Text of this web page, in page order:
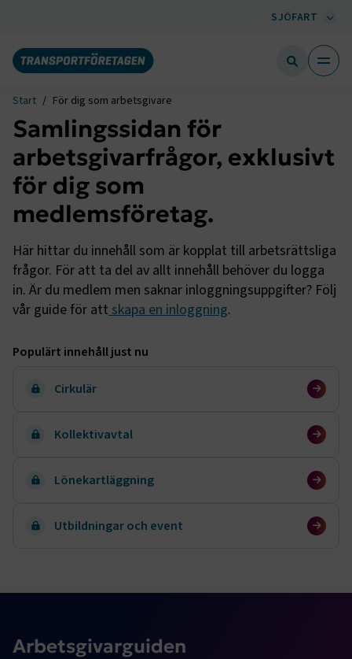
SJÖFART
Start För dig som arbetsgivare
Samlingssidan för
arbetsgivarfrågor, exklusivt
för dig som
medlemsföretag.
Här hittar du innehåll som är kopplat till arbetsrättsliga
frågor. För att ta del av allt innehåll behöver du logga
in. Är du medlem men saknar inloggningsuppgifter? Följ
vår guide för attskapa en inloggning.
Populärt innehåll just nu
Cirkulär
Kollektivavtal
Lönekartläggning
Utbildningar och event
Arbetsgivarguiden